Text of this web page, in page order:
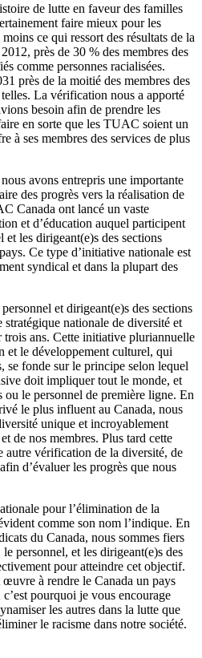
de lutte en faveur des familles
faire mieux pour les
ce qui ressort des résultats de la
près de 30 % des membres des
comme personnes racialisées.
près de la moitié des membres des
La vérification nous a apporté
besoin afin de prendre les
en sorte que les TUAC soient un
à ses membres des services de plus
avons entrepris une importante
des progrès vers la réalisation de
Canada ont lancé un vaste
et d’éducation auquel participent
et les dirigeant(e)s des sections
Ce type d’initiative nationale est
syndical et dans la plupart des
et dirigeant(e)s des sections
nationale de diversité et
trois ans. Cette initiative pluriannuelle
et le développement culturel, qui
se fonde sur le principe selon lequel
doit impliquer tout le monde, et
ou le personnel de première ligne. En
le plus influent au Canada, nous
unique et incroyablement
de nos membres. Plus tard cette
autre vérification de la diversité, de
d’évaluer les progrès que nous
pour l’élimination de la
comme son nom l’indique. En
du Canada, nous sommes fiers
personnel, et les dirigeant(e)s des
pour atteindre cet objectif.
à rendre le Canada un pays
pourquoi je vous encourage
les autres dans la lutte que
le racisme dans notre société.